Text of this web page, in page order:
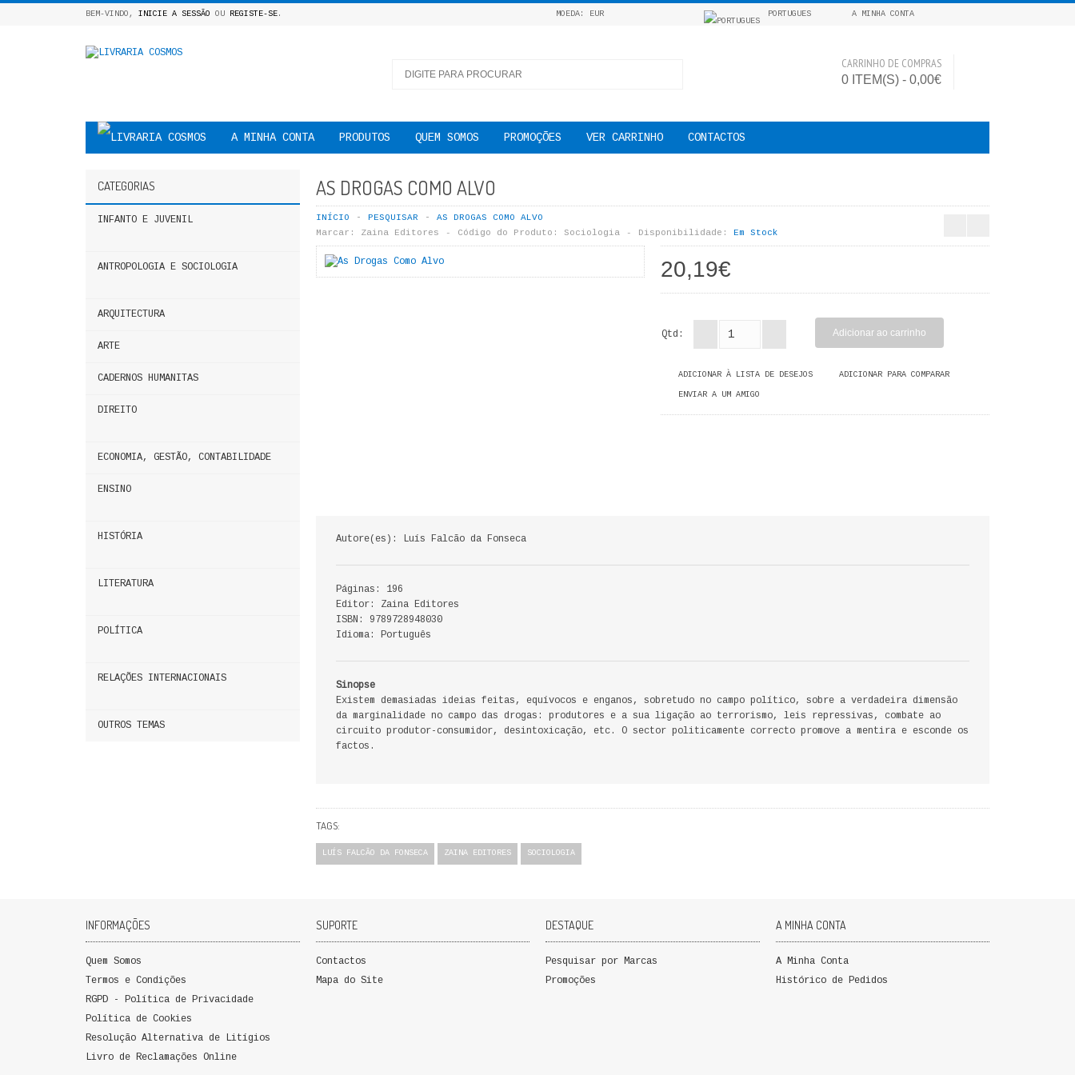
BEM-VINDO, INICIE A SESSÃO OU REGISTE-SE. MOEDA: EUR PORTUGUES A MINHA CONTA
CARRINHO DE COMPRAS
0 ITEM(S) - 0,00€
A MINHA CONTA PRODUTOS QUEM SOMOS PROMOÇÕES VER CARRINHO CONTACTOS
CATEGORIAS
INFANTO E JUVENIL
ANTROPOLOGIA E SOCIOLOGIA
ARQUITECTURA
ARTE
CADERNOS HUMANITAS
DIREITO
ECONOMIA, GESTÃO, CONTABILIDADE
ENSINO
HISTÓRIA
LITERATURA
POLÍTICA
RELAÇÕES INTERNACIONAIS
OUTROS TEMAS
AS DROGAS COMO ALVO
INÍCIO PESQUISAR
AS DROGAS COMO ALVO
Marcar:
Zaina Editores Código do Produto: Sociologia Disponibilidade: Em Stock
20,19€
Qtd:
ADICIONAR À LISTA DE DESEJOS ADICIONAR PARA COMPARAR
ENVIAR A UM AMIGO
Autore(es): Luís Falcão da Fonseca
Páginas: 196
Editor: Zaina Editores
ISBN: 9789728948030
Idioma: Português
Sinopse
Existem demasiadas ideias feitas, equívocos e enganos, sobretudo no campo político, sobre a verdadeira dimensão
da marginalidade no campo das drogas: produtores e a sua ligação ao terrorismo, leis repressivas, combate ao
circuito produtor-consumidor, desintoxicação, etc. O sector politicamente correcto promove a mentira e esconde os
factos.
TAGS:
LUÍS FALCÃO DA FONSECA ZAINA EDITORES SOCIOLOGIA
INFORMAÇÕES
Quem Somos
Termos e Condições
RGPD - Política de Privacidade
Política de Cookies
Resolução Alternativa de Litígios
Livro de Reclamações Online
SUPORTE
Contactos
Mapa do Site
DESTAQUE
Pesquisar por Marcas
Promoções
A MINHA CONTA
A Minha Conta
Histórico de Pedidos